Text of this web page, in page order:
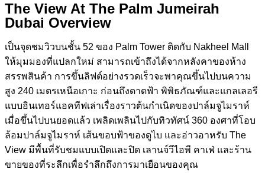
The View At The Palm Jumeirah
Dubai Overview
เป็นจุดชมวิวบนชั้น 52 ของ Palm Tower ติดกับ Nakheel Mall
ให้มุมมองที่แปลกใหม่ สามารถเข้าถึงได้จากหลังคาของห้าง
สรรพสินค้า การขึ้นลิฟต์อย่างรวดเร็วจะพาคุณขึ้นไปบนความ
สูง 240 เมตรเหนือเกาะ ก่อนถึงดาดฟ้า พิพิธภัณฑ์และแกลเลอรี
แบบอินเทอร์แอคทีฟเล่าเรื่องราวต้นกำเนิดของปาล์มจูไมราห์
เมื่อขึ้นไปบนยอดแล้ว เพลิดเพลินไปกับทิวทัศน์ 360 องศาที่โอบ
ล้อมปาล์มจูไมราห์ เส้นขอบฟ้าของดูไบ และอ่าวอาหรับ The
View มีพื้นที่รับชมแบบเปิดและปิด เลานจ์วีไอพี คาเฟ่ และร้าน
ขายของที่ระลึกเพื่อรำลึกถึงการมาเยือนของคุณ